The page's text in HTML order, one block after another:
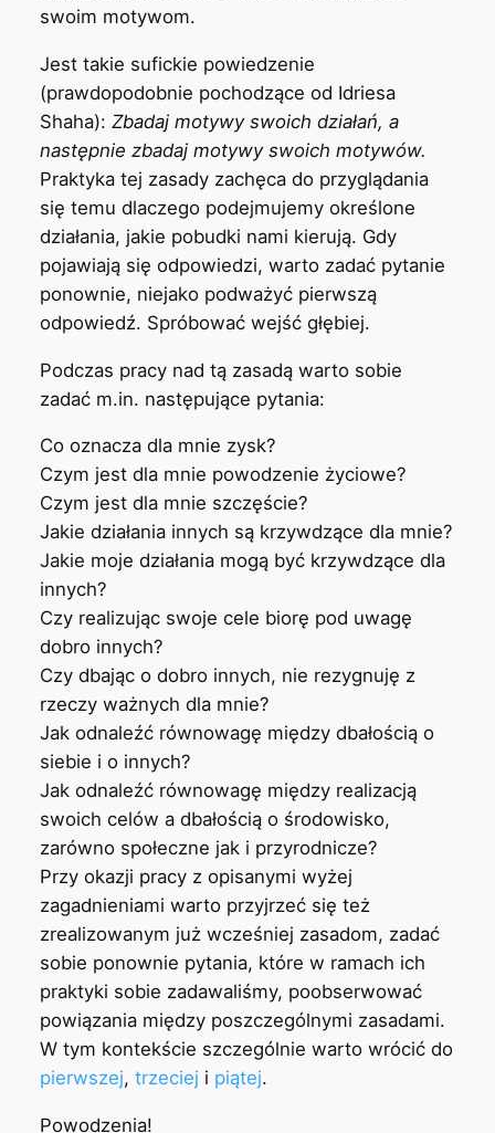
swoim motywom.
Jest takie sufickie powiedzenie
(prawdopodobnie pochodzące od Idriesa
Shaha): Zbadaj motywy swoich działań, a
następnie zbadaj motywy swoich motywów.
Praktyka tej zasady zachęca do przyglądania
się temu dlaczego podejmujemy określone
działania, jakie pobudki nami kierują. Gdy
pojawiają się odpowiedzi, warto zadać pytanie
ponownie, niejako podważyć pierwszą
odpowiedź. Spróbować wejść głębiej.
Podczas pracy nad tą zasadą warto sobie
zadać m.in. następujące pytania:
Co oznacza dla mnie zysk?
Czym jest dla mnie powodzenie życiowe?
Czym jest dla mnie szczęście?
Jakie działania innych są krzywdzące dla mnie?
Jakie moje działania mogą być krzywdzące dla
innych?
Czy realizując swoje cele biorę pod uwagę
dobro innych?
Czy dbając o dobro innych, nie rezygnuję z
rzeczy ważnych dla mnie?
Jak odnaleźć równowagę między dbałością o
siebie i o innych?
Jak odnaleźć równowagę między realizacją
swoich celów a dbałością o środowisko,
zarówno społeczne jak i przyrodnicze?
Przy okazji pracy z opisanymi wyżej
zagadnieniami warto przyjrzeć się też
zrealizowanym już wcześniej zasadom, zadać
sobie ponownie pytania, które w ramach ich
praktyki sobie zadawaliśmy, poobserwować
powiązania między poszczególnymi zasadami.
W tym kontekście szczególnie warto wrócić do
pierwszej, trzeciej i piątej.
Powodzenia!